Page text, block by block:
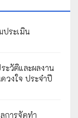
ประเมิน
ะวัติและผลงาน
วงใจ ประจำปี
การจัดทำ